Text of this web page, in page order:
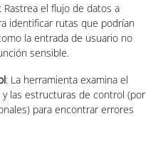
: Rastrea el flujo de datos a
identificar rutas que podrían
la entrada de usuario no
sensible.
: La herramienta examina el
las estructuras de control (por
para encontrar errores